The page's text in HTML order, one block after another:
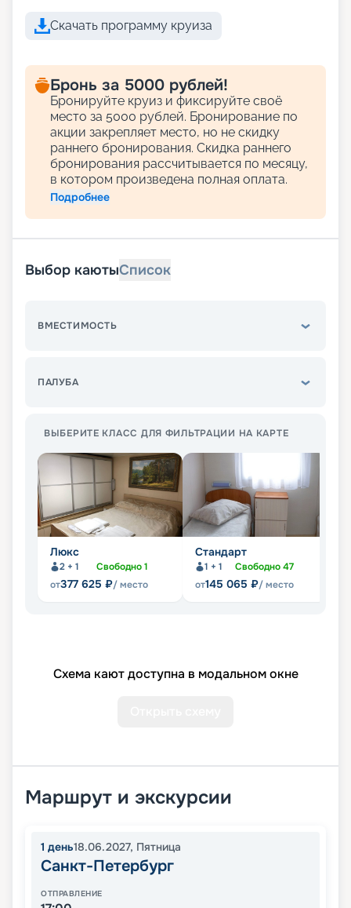
Скачать программу круиза
Бронь за 5000 рублей!
Бронируйте круиз и фиксируйте своё
место за 5000 рублей. Бронирование по
акции закрепляет место, но не скидку
раннего бронирования. Скидка раннего
бронирования рассчитывается по месяцу,
в котором произведена полная оплата.
Подробнее
Выбор каютыСписок
ВМЕСТИМОСТЬ
ПАЛУБА
ВЫБЕРИТЕ КЛАСС ДЛЯ ФИЛЬТРАЦИИ НА КАРТЕ
Люкс
2 + 1 Свободно1
от377 625 ₽/ место
Стандарт
1 + 1 Свободно47
от145 065 ₽/ место
Схема кают доступна в модальном окне
Маршрут и экскурсии
1 день18.06.2027, Пятница
Санкт-Петербург
ОТПРАВЛЕНИЕ